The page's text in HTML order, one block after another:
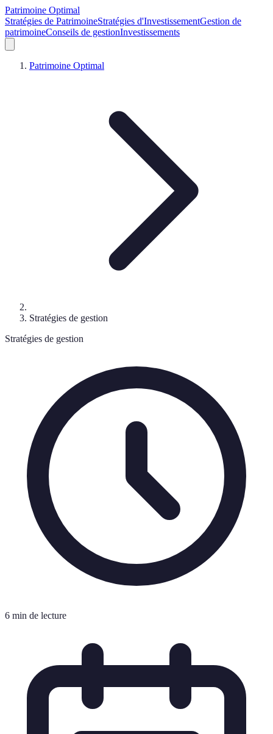
Patrimoine Optimal
Stratégies de PatrimoineStratégies d'InvestissementGestion de
patrimoineConseils de gestionInvestissements
Patrimoine Optimal
Stratégies de gestion
Stratégies de gestion
6 min de lecture